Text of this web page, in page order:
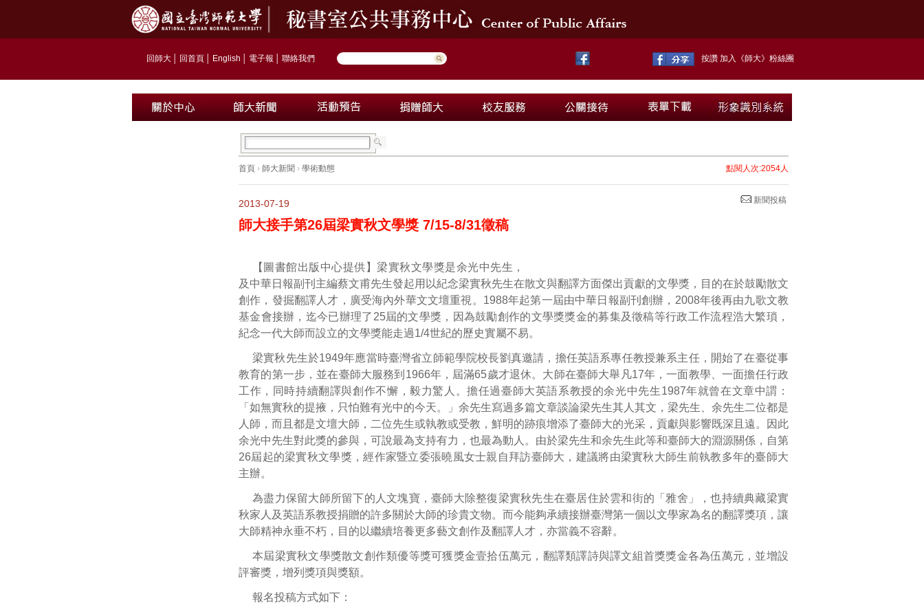
回師大 回首頁 English 電子報 聯絡我們 按讚 加入《師大》粉絲團
首頁 › 師大新聞 › 學術動態 點閱人次:2054人
新聞投稿
2013-07-19
師大接手第26屆梁實秋文學獎 7/15-8/31徵稿
【圖書館出版中心提供】梁實秋文學獎是余光中先生，
及中華日報副刊主編蔡文甫先生發起用以紀念梁實秋先生在散文與翻譯方面傑出貢獻的文學獎，目的在於鼓勵散文
創作，發掘翻譯人才，廣受海內外華文文壇重視。1988年起第一屆由中華日報副刊創辦，2008年後再由九歌文教
基金會接辦，迄今已辦理了25屆的文學獎，因為鼓勵創作的文學獎獎金的募集及徵稿等行政工作流程浩大繁瑣，
紀念一代大師而設立的文學獎能走過1/4世紀的歷史實屬不易。
梁實秋先生於1949年應當時臺灣省立師範學院校長劉真邀請，擔任英語系專任教授兼系主任，開始了在臺從事
教育的第一步，並在臺師大服務到1966年，屆滿65歲才退休。大師在臺師大舉凡17年，一面教學、一面擔任行政
工作，同時持續翻譯與創作不懈，毅力驚人。擔任過臺師大英語系教授的余光中先生1987年就曾在文章中謂：
「如無實秋的提掖，只怕難有光中的今天。」余先生寫過多篇文章談論梁先生其人其文，梁先生、余先生二位都是
人師，而且都是文壇大師，二位先生或執教或受教，鮮明的跡痕增添了臺師大的光采，貢獻與影響既深且遠。因此
余光中先生對此獎的參與，可說最為支持有力，也最為動人。由於梁先生和余先生此等和臺師大的淵源關係，自第
26屆起的梁實秋文學獎，經作家暨立委張曉風女士親自拜訪臺師大，建議將由梁實秋大師生前執教多年的臺師大
主辦。
為盡力保留大師所留下的人文塊寶，臺師大除整復梁實秋先生在臺居住於雲和街的「雅舍」，也持續典藏梁實
秋家人及英語系教授捐贈的許多關於大師的珍貴文物。而今能夠承續接辦臺灣第一個以文學家為名的翻譯獎項，讓
大師精神永垂不朽，目的以繼續培養更多藝文創作及翻譯人才，亦當義不容辭。
本屆梁實秋文學獎散文創作類優等獎可獲獎金壹拾伍萬元，翻譯類譯詩與譯文組首獎獎金各為伍萬元，並增設
評審獎，增列獎項與獎額。
報名投稿方式如下：